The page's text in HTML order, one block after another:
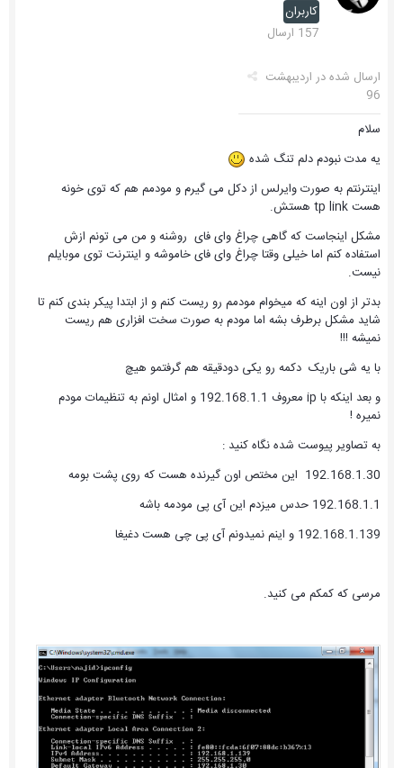
کاربران
157 ارسال
ارسال شده در اردیبهشت
96
سلام
یه مدت نبودم دلم تنگ شده
اینترنتم به صورت وایرلس از دکل می گیرم و مودمم هم که توی خونه
هست tp link هستش.
مشکل اینجاست که گاهی چراغ وای فای روشنه و من می تونم ازش
استفاده کنم اما خیلی وقتا چراغ وای فای خاموشه و اینترنت توی موبایلم
نیست.
بدتر از اون اینه که میخوام مودمم رو ریست کنم و از ابتدا پیکر بندی کنم تا
شاید مشکل برطرف بشه اما مودم به صورت سخت افزاری هم ریست
نمیشه !!!
با یه شی باریک دکمه رو یکی دودقیقه هم گرفتمو هیچ
و بعد اینکه با ip معروف 192.168.1.1 و امثال اونم به تنظیمات مودم
نمیره !
به تصاویر پیوست شده نگاه کنید :
192.168.1.30 این مختص اون گیرنده هست که روی پشت بومه
192.168.1.1 حدس میزدم این آی پی مودمه باشه
192.168.1.139 و اینم نمیدونم آی پی چی هست دغیغا
مرسی که کمکم می کنید.